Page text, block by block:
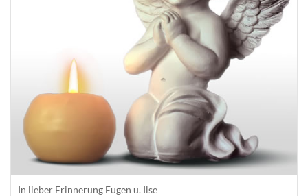
In lieber Erinnerung Eugen u. Ilse